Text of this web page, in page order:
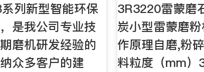
列新型智能环保
是我公司专业技
磨机研发经验的
众多客户的建
3R3220雷蒙磨
炭小型雷蒙磨
作原理自磨,粉
料粒度（mm）